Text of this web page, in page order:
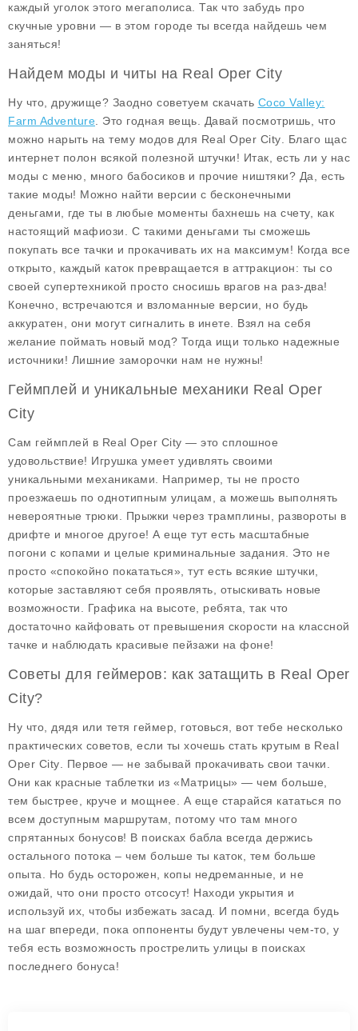
каждый уголок этого мегаполиса. Так что забудь про
скучные уровни — в этом городе ты всегда найдешь чем
заняться!
Найдем моды и читы на Real Oper City
Ну что, дружище? Заодно советуем скачать Coco Valley:
Farm Adventure . Это годная вещь. Давай посмотришь, что
можно нарыть на тему модов для Real Oper City . Благо щас
интернет полон всякой полезной штучки! Итак, есть ли у нас
моды с меню, много бабосиков и прочие ништяки? Да, есть
такие моды! Можно найти версии с бесконечными
деньгами , где ты в любые моменты бахнешь на счету, как
настоящий мафиози. С такими деньгами ты сможешь
покупать все тачки и прокачивать их на максимум! Когда все
открыто, каждый каток превращается в аттракцион: ты со
своей супертехникой просто сносишь врагов на раз-два!
Конечно, встречаются и взломанные версии, но будь
аккуратен, они могут сигналить в инете. Взял на себя
желание поймать новый мод? Тогда ищи только надежные
источники! Лишние заморочки нам не нужны!
Геймплей и уникальные механики Real Oper
City
Сам геймплей в Real Oper City — это сплошное
удовольствие! Игрушка умеет удивлять своими
уникальными механиками. Например, ты не просто
проезжаешь по однотипным улицам, а можешь выполнять
невероятные трюки. Прыжки через трамплины, развороты в
дрифте и многое другое! А еще тут есть масштабные
погони с копами и целые криминальные задания. Это не
просто «спокойно покататься», тут есть всякие штучки,
которые заставляют себя проявлять, отыскивать новые
возможности. Графика на высоте, ребята, так что
достаточно кайфовать от превышения скорости на классной
тачке и наблюдать красивые пейзажи на фоне!
Советы для геймеров: как затащить в Real Oper
City?
Ну что, дядя или тетя геймер, готовься, вот тебе несколько
практических советов, если ты хочешь стать крутым в Real
Oper City . Первое — не забывай прокачивать свои тачки.
Они как красные таблетки из «Матрицы» — чем больше,
тем быстрее, круче и мощнее. А еще старайся кататься по
всем доступным маршрутам, потому что там много
спрятанных бонусов! В поисках бабла всегда держись
остального потока – чем больше ты каток, тем больше
опыта. Но будь осторожен, копы недреманные, и не
ожидай, что они просто отсосут! Находи укрытия и
используй их, чтобы избежать засад. И помни, всегда будь
на шаг впереди, пока оппоненты будут увлечены чем-то, у
тебя есть возможность прострелить улицы в поисках
последнего бонуса!